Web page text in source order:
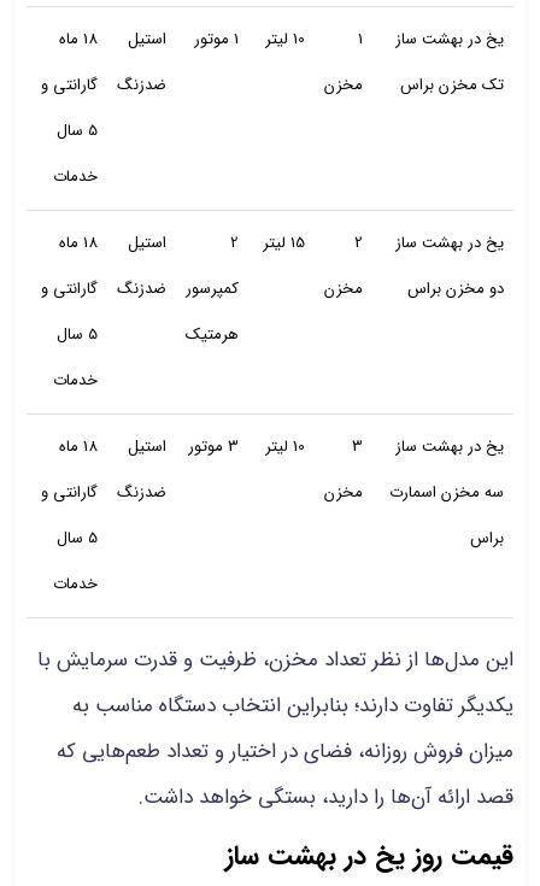
یخ در بهشت ساز
تک مخزن براس
1
مخزن
10 لیتر 1 موتور
استیل
ضدزنگ
18 ماه
گارانتی و
5 سال
خدمات
یخ در بهشت ساز
دو مخزن براس
2
مخزن
15 لیتر
2
کمپرسور
هرمتیک
استیل
ضدزنگ
18 ماه
گارانتی و
5 سال
خدمات
یخ در بهشت ساز
سه مخزن اسمارت
براس
3
مخزن
10 لیتر 3 موتور
استیل
ضدزنگ
18 ماه
گارانتی و
5 سال
خدمات
این مدل‌ها از نظر تعداد مخزن، ظرفیت و قدرت سرمایش با
یکدیگر تفاوت دارند؛ بنابراین انتخاب دستگاه مناسب به
میزان فروش روزانه، فضای در اختیار و تعداد طعم‌هایی که
قصد ارائه آن‌ها را دارید، بستگی خواهد داشت.
قیمت روز یخ در بهشت ساز